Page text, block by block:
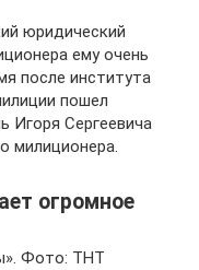
юридический
ему очень
после института
пошел
Игоря Сергеевича
милиционера.
огромное
Фото: ТНТ